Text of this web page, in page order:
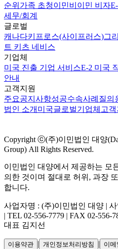
순위 가족 초청이민비이민 비자
세무/회계
글로벌
캐나다키프로스(사이프러스)그
트 키츠 네비스
기업체
미국 진출 기업 서비스E-2 미국
안내
고객지원
주요공지사항성공수속사례 질의
법인 소개 미국글로벌기업체 고객
Copyright ⓒ(주)이민법인 대양
Group) All Rights Reserved.
이민법인 대양에서 제공하는 모
의한 것이며 절대로 허위, 과장
합니다.
사업자명 : (주)이민법인 대양 |
| TEL 02-556-7779 | FAX 02-556-
대표 김지선
이용약관 | 개인정보처리방침 | 이